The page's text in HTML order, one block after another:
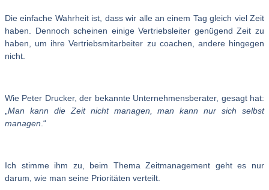
Die einfache Wahrheit ist, dass wir alle an einem Tag gleich viel Zeit
haben. Dennoch scheinen einige Vertriebsleiter genügend Zeit zu
haben, um ihre Vertriebsmitarbeiter zu coachen, andere hingegen
nicht.
Wie Peter Drucker, der bekannte Unternehmensberater, gesagt hat:
Man kann die Zeit nicht managen, man kann nur sich selbst
managen .“
Ich stimme ihm zu, beim Thema Zeitmanagement geht es nur
darum, wie man seine Prioritäten verteilt.